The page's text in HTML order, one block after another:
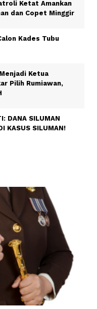
Ketat Amankan
dan Copet Minggir
Kades Tubu
Ketua
Pilih Rumiawan,
DANA SILUMAN
KASUS SILUMAN!